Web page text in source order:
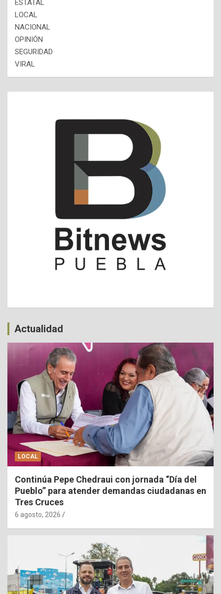
ESTATAL
LOCAL
NACIONAL
OPINIÓN
SEGURIDAD
VIRAL
Actualidad
LOCAL
Continúa Pepe Chedraui con jornada “Día del
Pueblo” para atender demandas ciudadanas en
Tres Cruces
6 agosto, 2026